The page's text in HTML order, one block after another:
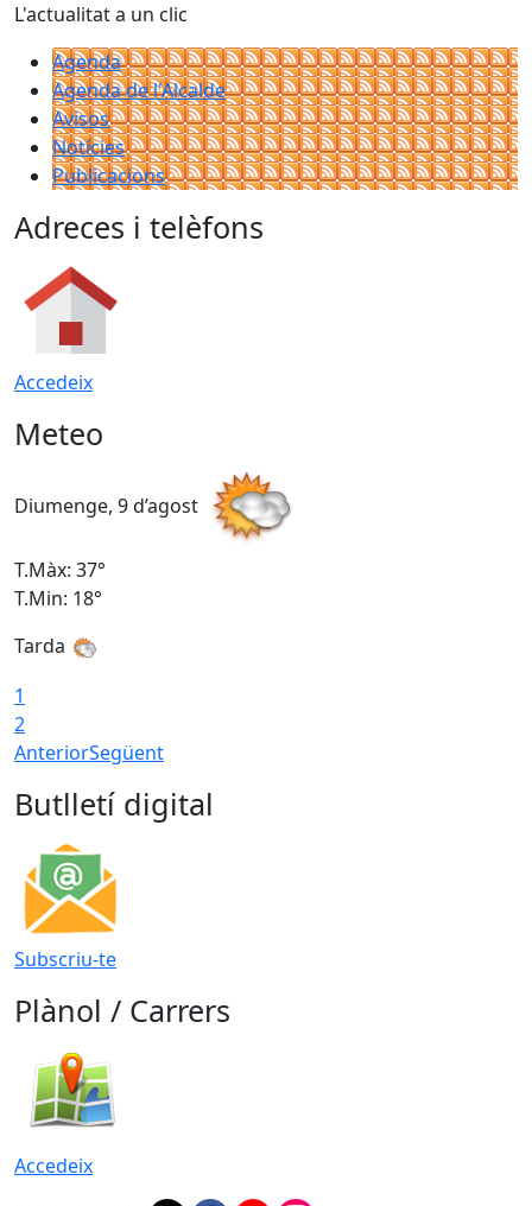
L'actualitat a un clic
Agenda
Agenda de l'Alcalde
Avisos
Notícies
Publicacions
Adreces i telèfons
Accedeix
Meteo
Diumenge, 9 d’agost
T.Màx: 37°
T.Min: 18°
Tarda
1
2
AnteriorSegüent
Butlletí digital
Subscriu-te
Plànol / Carrers
Accedeix